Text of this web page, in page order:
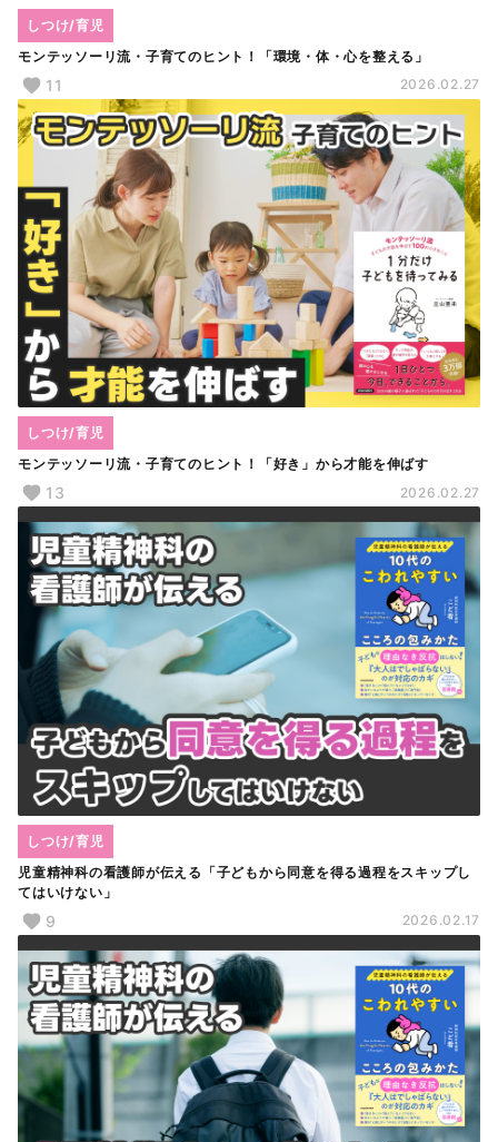
モンテッソーリ流・子育てのヒント！「環境・体・心を整える」
しつけ/育児
11 2026.02.27
モンテッソーリ流・子育てのヒント！「好き」から才能を伸ばす
しつけ/育児
13 2026.02.27
児童精神科の看護師が伝える「子どもから同意を得る過程をスキップし
てはいけない」
しつけ/育児
9 2026.02.17